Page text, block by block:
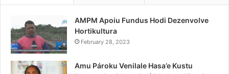
AMPM Apoiu Fundus Hodi Dezenvolve
Hortikultura
February 28, 2023
Amu Pároku Venilale Hasa’e Kustu